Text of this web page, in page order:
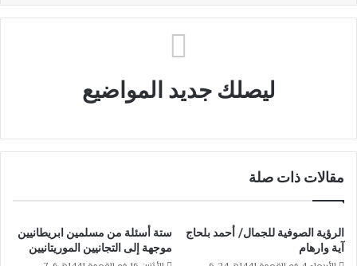
ليصلك جديد المواضيع
مقالات ذات صلة
الرؤية الصوفية للجمال/ أحمد بلحاج
آية وارهام
ستة أسئلة من مسلمين ابريطانيين
موجهة إلى التجانيين الموريتانيين